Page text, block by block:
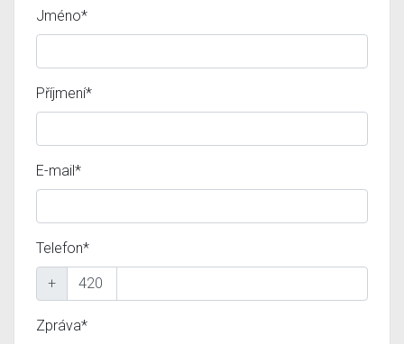
Jméno*
Příjmení*
E-mail*
Telefon*
+
Zpráva*